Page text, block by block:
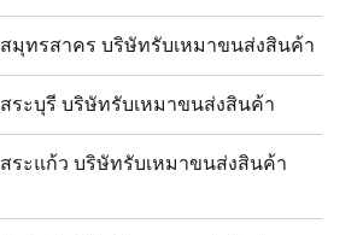
มุทรสาคร บริษัทรับเหมาขนส่งสินค้า
ระบุรี บริษัทรับเหมาขนส่งสินค้า
ระแก้ว บริษัทรับเหมาขนส่งสินค้า